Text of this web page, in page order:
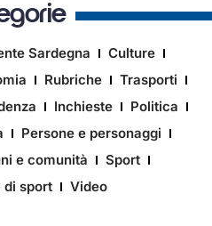
Sardegna
Culture
Rubriche
Trasporti
Inchieste
Politica
Persone e personaggi
e comunità
Sport
di sport
Video